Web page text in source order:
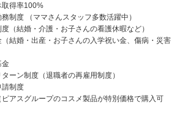
得率100%
制度 （ママさんスタッフ多数活躍中）
（結婚・介護・お子さんの看護休暇など）
結婚・出産・お子さんの入学祝い金、傷病・災害
金
ーン制度（退職者の再雇用制度）
制度
アスグループのコスメ製品が特別価格で購入可